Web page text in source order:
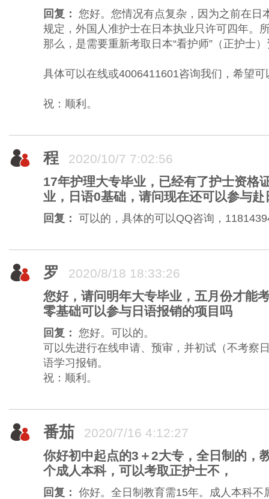
回复： 您好。您情况有点复杂，因为之前在日
规定，外国人准护士在日本执业只许可四年。
那么，是需要重新考取日本“看护师”（正护士
具体可以在线或4006411601咨询我们，希望可
祝：顺利。
程
2020/10/7 7:02:56
17年护理大专毕业，已经有了护士资格
业，日语0基础，请问现在还可以参与
回复： 可以的，具体的可以QQ咨询，
罗
2020/8/18 18:33:26
您好，请问明年大专毕业，五月份才能
零基础可以参与日语报销的项目吗
回复： 您好。可以的。
可以先进行在线申请、预审，并初试（不考察
语学习报销。
祝：顺利。
番茄
2020/7/16 4:12:27
你好初中起点的3＋2大专，全日制的，
个成人本科，可以考取正护士不，
回复： 你好。全日制教育需15年。成人本科